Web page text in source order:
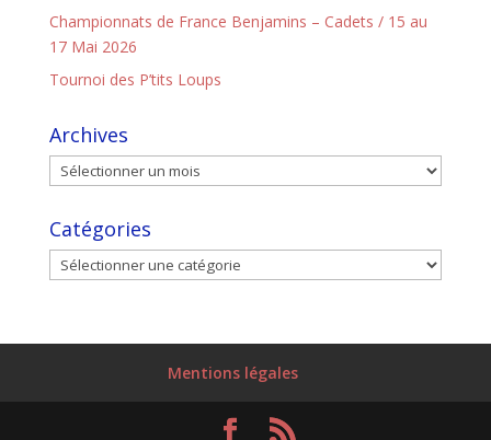
Championnats de France Benjamins – Cadets / 15 au
17 Mai 2026
Tournoi des P’tits Loups
Archives
Catégories
Mentions légales